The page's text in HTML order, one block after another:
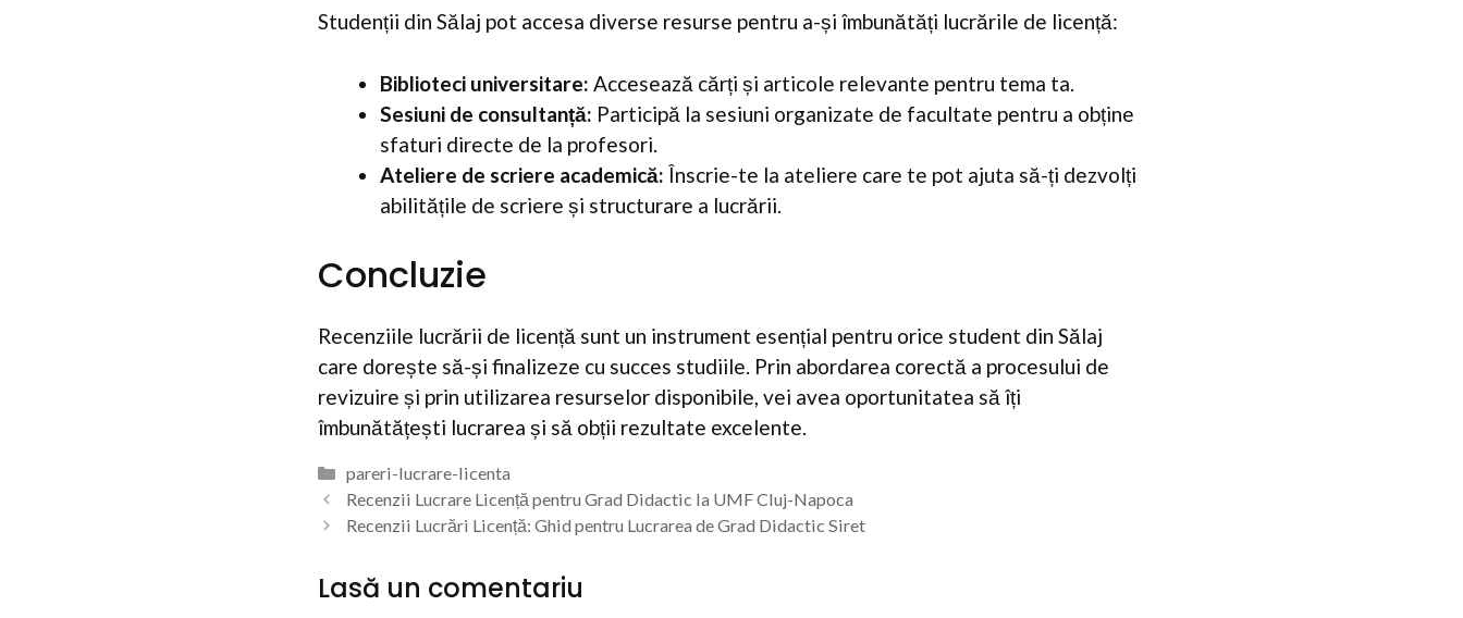
Studenții din Sălaj pot accesa diverse resurse pentru a-și îmbunătăți lucrările de licență:
Biblioteci universitare: Accesează cărți și articole relevante pentru tema ta.
Sesiuni de consultanță: Participă la sesiuni organizate de facultate pentru a obține
sfaturi directe de la profesori.
Ateliere de scriere academică: Înscrie-te la ateliere care te pot ajuta să-ți dezvolți
abilitățile de scriere și structurare a lucrării.
Concluzie
Recenziile lucrării de licență sunt un instrument esențial pentru orice student din Sălaj
care dorește să-și finalizeze cu succes studiile. Prin abordarea corectă a procesului de
revizuire și prin utilizarea resurselor disponibile, vei avea oportunitatea să îți
îmbunătățești lucrarea și să obții rezultate excelente.
Categorii
pareri-lucrare-licenta
Recenzii Lucrare Licență pentru Grad Didactic la UMF Cluj-Napoca
Recenzii Lucrări Licență: Ghid pentru Lucrarea de Grad Didactic Siret
Lasă un comentariu